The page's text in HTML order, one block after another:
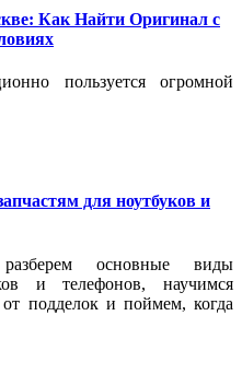
Как Найти Оригинал с
пользуется огромной
для ноутбуков и
основные виды
и телефонов, научимся
от подделок и поймем, когда